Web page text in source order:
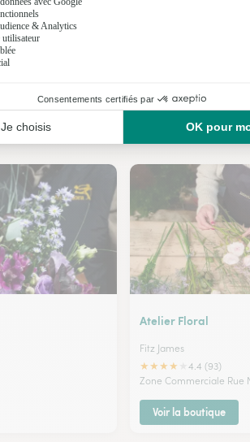
Nos fleuristes au Mesnil-sur-Bulles
Atelier Floral
Fitz James
★★★★
4.4 (93)
Zone Commerciale Rue
Voir la boutique